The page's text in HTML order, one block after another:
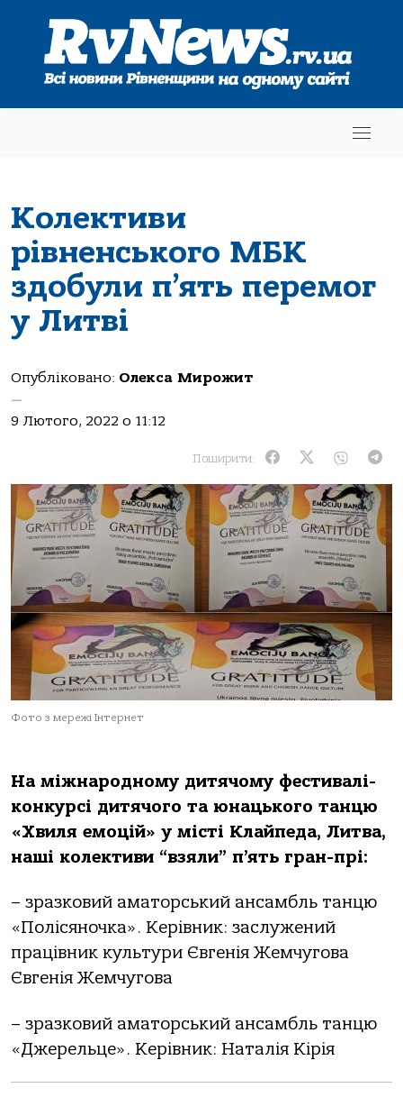
Колективи
рівненського МБК
здобули п’ять перемог
у Литві
Опубліковано: Олекса Мирожит
—
9 Лютого, 2022 о 11:12
Поширити:
Фото з мережі Інтернет
На міжнародному дитячому фестивалі-
конкурсі дитячого та юнацького танцю
«Хвиля емоцій» у місті Клайпеда, Литва,
наші колективи “взяли” п’ять гран-прі:
– зразковий аматорський ансамбль танцю
«Полісяночка». Керівник: заслужений
працівник культури Євгенія Жемчугова
Євгенія Жемчугова
– зразковий аматорський ансамбль танцю
«Джерельце». Керівник: Наталія Кірія